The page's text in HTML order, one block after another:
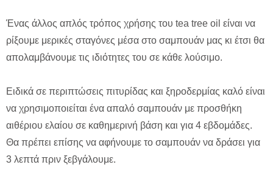
Ένας άλλος απλός τρόπος χρήσης του tea tree oil είναι να
ρίξουμε μερικές σταγόνες μέσα στο σαμπουάν μας κι έτσι θα
απολαμβάνουμε τις ιδιότητες του σε κάθε λούσιμο.
Ειδικά σε περιπτώσεις πιτυρίδας και ξηροδερμίας καλό είναι
να χρησιμοποιείται ένα απαλό σαμπουάν με προσθήκη
αιθέριου ελαίου σε καθημερινή βάση και για 4 εβδομάδες.
Θα πρέπει επίσης να αφήνουμε το σαμπουάν να δράσει για
3 λεπτά πριν ξεβγάλουμε.